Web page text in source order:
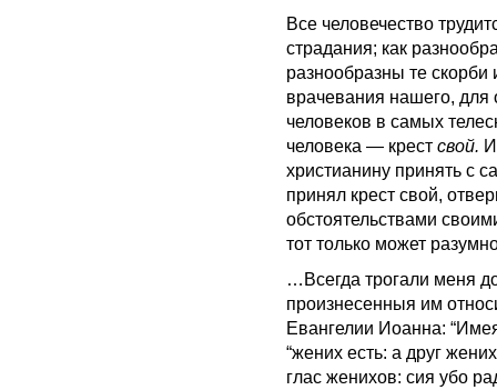
Все человечество
страдания; как
разнообразны те
врачевания нашего, для
человеков в самых
человека — крест свой.
христианину принять с
принял крест свой,
обстоятельствами
тот только может
…Всегда трогали меня
произнесенныя им
Евангелии Иоанна:
“жених есть: а друг
глас женихов: сия убо